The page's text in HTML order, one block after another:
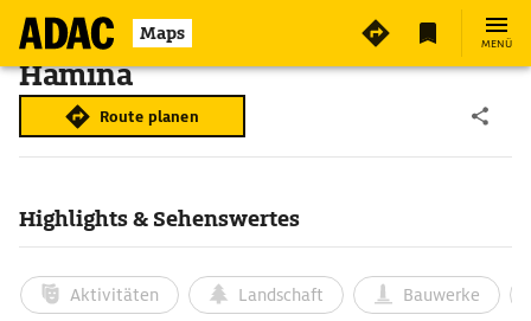
Maps MENÜ
Hamina
Route planen
Highlights & Sehenswertes
Aktivitäten Landschaft Bauwerke